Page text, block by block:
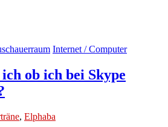
Internet / Computer
ob ich bei Skype
, Elphaba